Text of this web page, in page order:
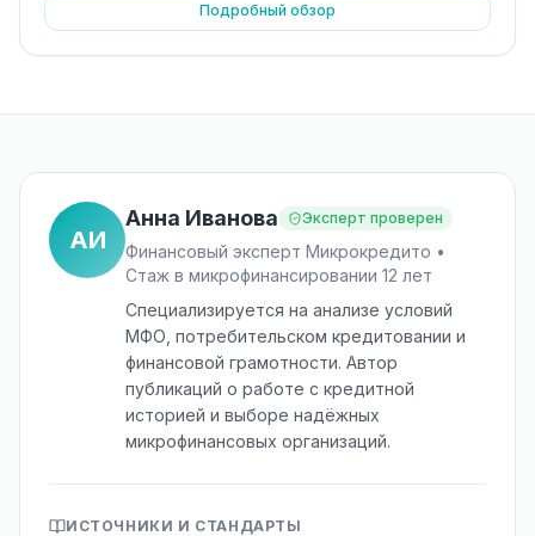
Подробный обзор
АИ
Анна Иванова Эксперт проверен
Финансовый эксперт Микрокредито •
Стаж в микрофинансировании 12 лет
Специализируется на анализе условий
МФО, потребительском кредитовании и
финансовой грамотности. Автор
публикаций о работе с кредитной
историей и выборе надёжных
микрофинансовых организаций.
ИСТОЧНИКИ И СТАНДАРТЫ